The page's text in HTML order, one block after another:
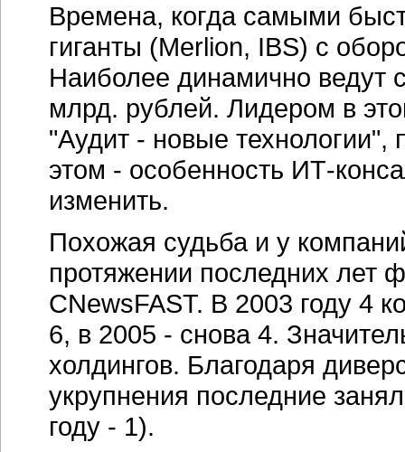
Времена, когда самыми
гиганты (Merlion, IBS) с
Наиболее динамично ведут
млрд. рублей. Лидером в
"Аудит - новые технологии",
этом - особенность ИТ-
изменить.
Похожая судьба и у
протяжении последних лет
CNewsFAST. В 2003 году 4
6, в 2005 - снова 4.
холдингов. Благодаря
укрупнения последние
году - 1).